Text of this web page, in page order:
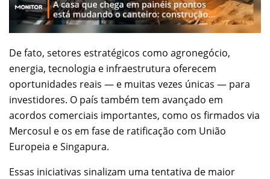
De fato, setores estratégicos como agronegócio,
energia, tecnologia e infraestrutura oferecem
oportunidades reais — e muitas vezes únicas — para
investidores. O país também tem avançado em
acordos comerciais importantes, como os firmados via
Mercosul e os em fase de ratificação com União
Europeia e Singapura.
Essas iniciativas sinalizam uma tentativa de maior